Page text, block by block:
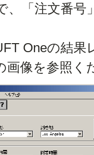
、「注文番号
Oneの結
画像を参照く